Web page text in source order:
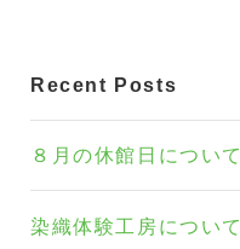
Recent Posts
８月の休館日について
染織体験工房について